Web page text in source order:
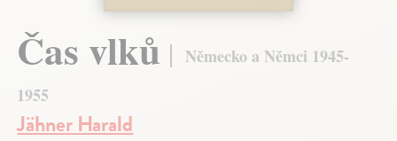
Čas vlků
Německo a Němci 1945-
1955
Jähner Harald